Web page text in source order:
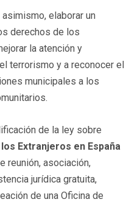
elaborar un
derechos de los
la atención y
terrorismo y a reconocer el
municipales a los
de la ley sobre
Extranjeros en España
reunión, asociación,
jurídica gratuita,
de una Oficina de